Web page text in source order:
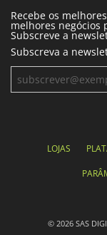
Recebe os
melhores negócios
Subscreve a
Subscreva a
LOJAS
© 2026 SAS